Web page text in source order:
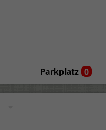
Parkplatz 0